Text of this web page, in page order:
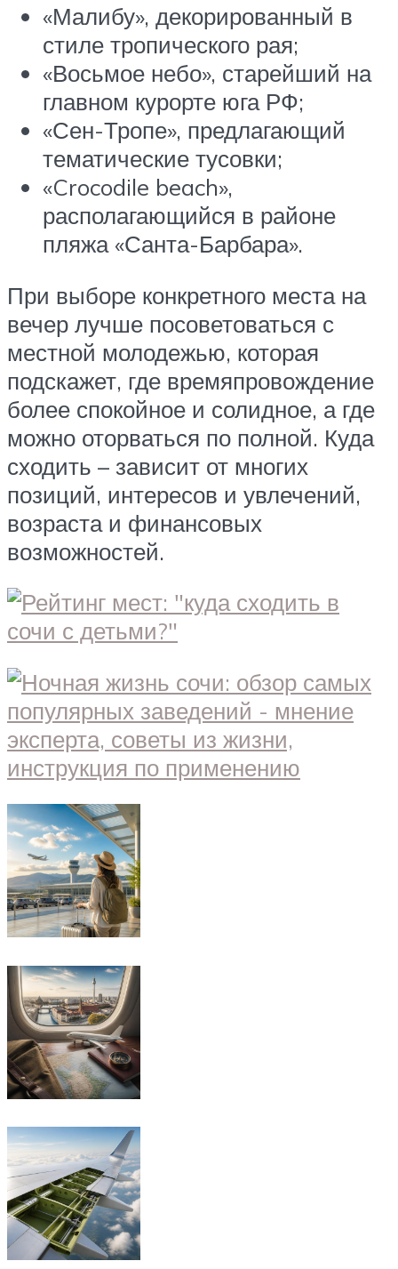
«Малибу», декорированный в
стиле тропического рая;
«Восьмое небо», старейший на
главном курорте юга РФ;
«Сен-Тропе», предлагающий
тематические тусовки;
«Crocodile beach»,
располагающийся в районе
пляжа «Санта-Барбара».
При выборе конкретного места на
вечер лучше посоветоваться с
местной молодежью, которая
подскажет, где времяпровождение
более спокойное и солидное, а где
можно оторваться по полной. Куда
сходить – зависит от многих
позиций, интересов и увлечений,
возраста и финансовых
возможностей.